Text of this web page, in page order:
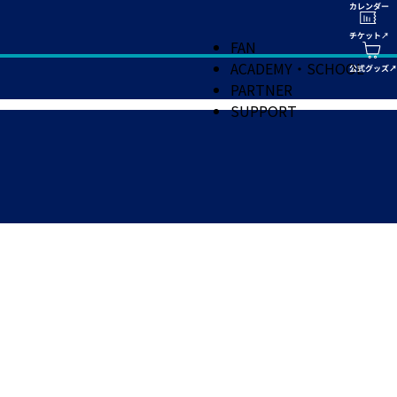
FAN
ACADEMY・SCHOOL
PARTNER
SUPPORT